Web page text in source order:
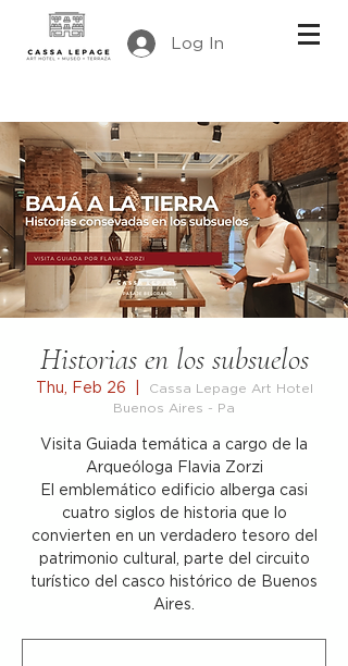
Log In
Historias en los subsuelos
Thu, Feb 26
Cassa Lepage Art Hotel
Buenos Aires - Pa
Visita Guiada temática a cargo de la
Arqueóloga Flavia Zorzi
El emblemático edificio alberga casi
cuatro siglos de historia que lo
convierten en un verdadero tesoro del
patrimonio cultural, parte del circuito
turístico del casco histórico de Buenos
Aires.